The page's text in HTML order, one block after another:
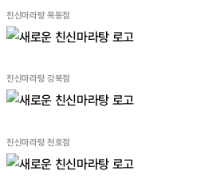
친신마라탕 목동점
친신마라탕 강북점
친신마라탕 천호점